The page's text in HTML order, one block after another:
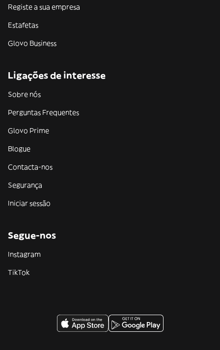
Registe a sua empresa
Estafetas
Glovo Business
Ligações de interesse
Sobre nós
Perguntas Frequentes
Glovo Prime
Blogue
Contacta-nos
Segurança
Iniciar sessão
Segue-nos
Instagram
TikTok